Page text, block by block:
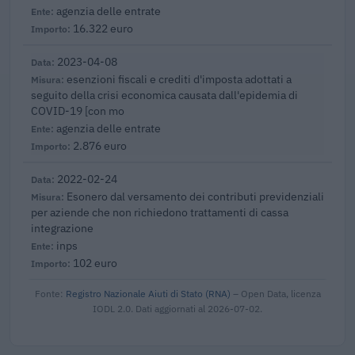
agenzia delle entrate
16.322 euro
2023-04-08
esenzioni fiscali e crediti d'imposta adottati a
seguito della crisi economica causata dall'epidemia di
COVID-19 [con mo
agenzia delle entrate
2.876 euro
2022-02-24
Esonero dal versamento dei contributi previdenziali
per aziende che non richiedono trattamenti di cassa
integrazione
inps
102 euro
Fonte: Registro Nazionale Aiuti di Stato (RNA) – Open Data, licenza
IODL 2.0. Dati aggiornati al 2026-07-02.